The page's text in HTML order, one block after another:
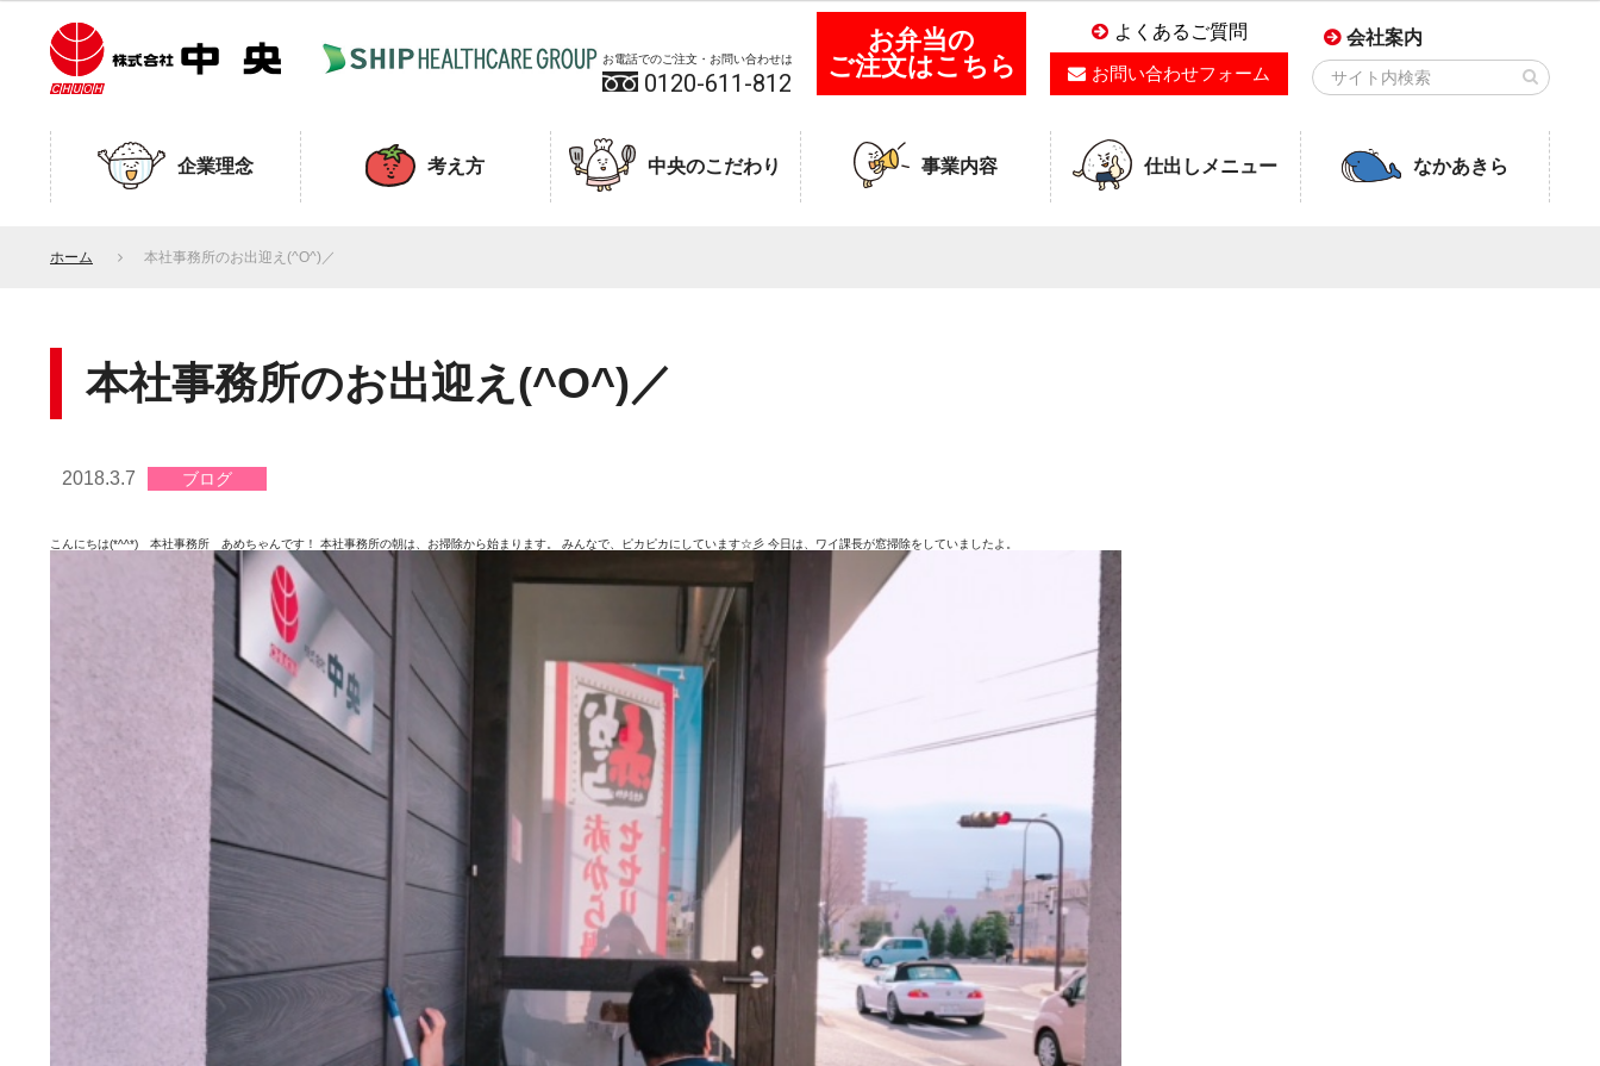
お電話でのご注文・お問い合わせは
0120-611-812
お弁当の
ご注文はこちら
よくあるご質問
お問い合わせフォーム
会社案内
企業理念 考え方 中央のこだわり 事業内容 仕出しメニュー なかあきら
ホーム 本社事務所のお出迎え(^O^)／
本社事務所のお出迎え(^O^)／
2018.3.7 ブログ
こんにちは(*^^*) 本社事務所 あめちゃんです！ 本社事務所の朝は、お掃除から始まります。 みんなで、ピカピカにしています☆彡 今日は、ワイ課長が窓掃除をしていましたよ。